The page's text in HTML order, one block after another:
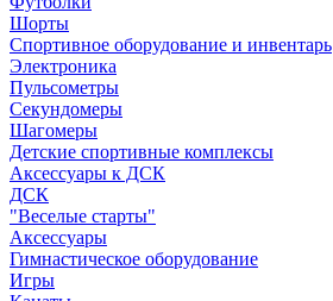
Шорты
Спортивное оборудование и инвентарь
Электроника
Пульсометры
Секундомеры
Шагомеры
Детские спортивные комплексы
Аксессуары к ДСК
ДСК
"Веселые старты"
Аксессуары
Гимнастическое оборудование
Игры